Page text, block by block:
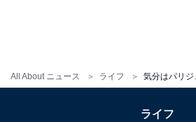
All About ニュース ライフ
設置
ライフ